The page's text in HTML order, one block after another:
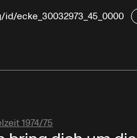
ecke_30032973_45_0000
1974/75